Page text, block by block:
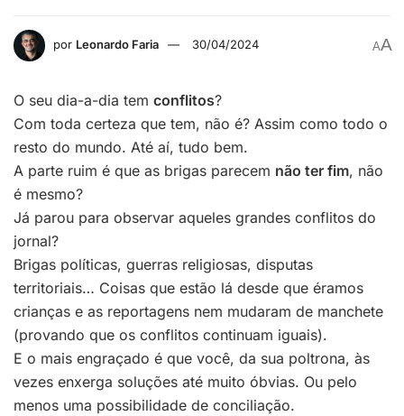
por Leonardo Faria 30/04/2024 AA
O seu dia-a-dia tem conflitos?
Com toda certeza que tem, não é? Assim como todo o
resto do mundo. Até aí, tudo bem.
A parte ruim é que as brigas parecem não ter fim, não
é mesmo?
Já parou para observar aqueles grandes conflitos do
jornal?
Brigas políticas, guerras religiosas, disputas
territoriais… Coisas que estão lá desde que éramos
crianças e as reportagens nem mudaram de manchete
(provando que os conflitos continuam iguais).
E o mais engraçado é que você, da sua poltrona, às
vezes enxerga soluções até muito óbvias. Ou pelo
menos uma possibilidade de conciliação.